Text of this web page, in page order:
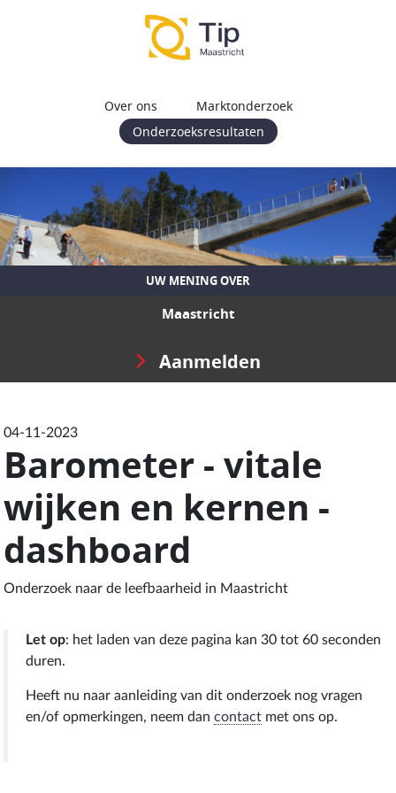
Over ons
Marktonderzoek
Onderzoeksresultaten
UW MENING OVER
Maastricht
Aanmelden
04-11-2023
Barometer - vitale
wijken en kernen -
dashboard
Onderzoek naar de leefbaarheid in Maastricht
Let op: het laden van deze pagina kan 30 tot 60 seconden
duren.
Heeft nu naar aanleiding van dit onderzoek nog vragen
en/of opmerkingen, neem dancontact met ons op.